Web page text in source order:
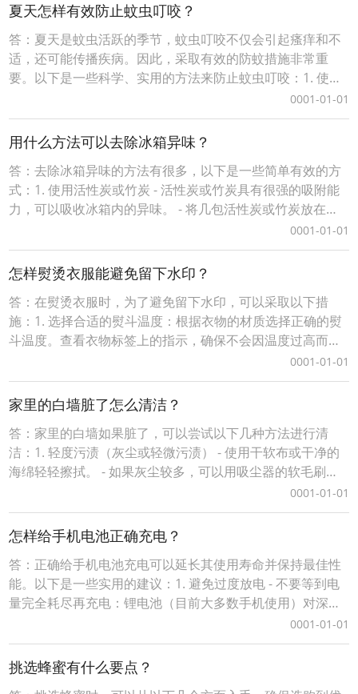
夏天怎样有效防止蚊虫叮咬？
答：夏天是蚊虫活跃的季节，蚊虫叮咬不仅会引起瘙痒和不
适，还可能传播疾病。因此，采取有效的防蚊措施非常重
要。以下是一些科学、实用的方法来防止蚊虫叮咬：1. 使用
物理防护- 穿长袖衣物：尽量选择浅色、透气的长袖衣服和长
裤，减少皮肤暴露。- 使用防蚊罩：在户外活动时，可以佩戴
防蚊帽或使用防蚊罩，保护头部和颈部。- 避免鲜艳颜色：研
究表明，蚊子对深色和鲜艳的颜色更敏感，
0001-01-01
用什么方法可以去除冰箱异味？
答：去除冰箱异味的方法有很多，以下是一些简单有效的方
式：1. 使用活性炭或竹炭 - 活性炭或竹炭具有很强的吸附能
力，可以吸收冰箱内的异味。 - 将几包活性炭或竹炭放在冰
箱内，通常几天后异味就会明显减少。2. 柠檬或橙皮 - 将新
鲜的柠檬或橙子切片，或者直接使用果皮放入冰箱中。 - 柠
檬和橙皮的天然清香能够中和异味，并且还能让冰箱散发清
新气味。3. 小苏打 - 在
0001-01-01
怎样熨烫衣服能避免留下水印？
答：在熨烫衣服时，为了避免留下水印，可以采取以下措
施：1. 选择合适的熨斗温度：根据衣物的材质选择正确的熨
斗温度。查看衣物标签上的指示，确保不会因温度过高而损
坏面料。2. 使用蒸汽功能：大多数现代熨斗都有蒸汽功能，
可以有效去除皱褶。在需要的地方喷一些蒸汽，而不是直接
将湿润的布料接触衣物。3. 使用干烫法：如果可能的话，尽
量使用干烫法，而不是湿烫法。湿烫法更容易导
0001-01-01
家里的白墙脏了怎么清洁？
答：家里的白墙如果脏了，可以尝试以下几种方法进行清
洁：1. 轻度污渍（灰尘或轻微污渍） - 使用干软布或干净的
海绵轻轻擦拭。 - 如果灰尘较多，可以用吸尘器的软毛刷头
轻轻吸尘。2. 中度污渍（手印、水渍） - 准备一盆温水，加
入少量中性洗涤剂（如洗洁精），搅拌均匀。 - 用柔软的抹
布蘸取稀释后的溶液，轻轻擦拭污渍部位。 - 擦拭后，再用
干净的湿布擦去残留的洗涤液
0001-01-01
怎样给手机电池正确充电？
答：正确给手机电池充电可以延长其使用寿命并保持最佳性
能。以下是一些实用的建议：1. 避免过度放电 - 不要等到电
量完全耗尽再充电：锂电池（目前大多数手机使用）对深度
放电比较敏感，长期将电池电量耗尽到0%可能会导致电池容
量下降。 - 保持电量在20%-80%之间：这是最理想的电池使
用范围，可以减少电池的压力。2. 避免长时间满电状态 - 不
要让电池长时间保持在10
0001-01-01
挑选蜂蜜有什么要点？